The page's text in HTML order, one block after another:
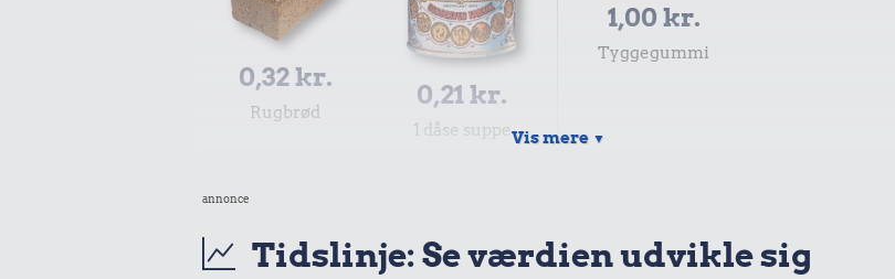
0,32 kr.
Rugbrød
0,21 kr.
1 dåse suppe
1,00 kr.
Tyggegummi
Vis mere ▼
annonce
Tidslinje: Se værdien udvikle sig